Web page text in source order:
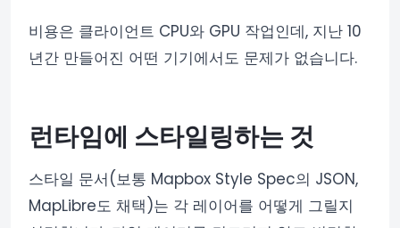
비용은 클라이언트 CPU와 GPU 작업인데, 지난 10
년간 만들어진 어떤 기기에서도 문제가 없습니다.
런타임에 스타일링하는 것
스타일 문서(보통 Mapbox Style Spec의 JSON,
MapLibre도 채택)는 각 레이어를 어떻게 그릴지